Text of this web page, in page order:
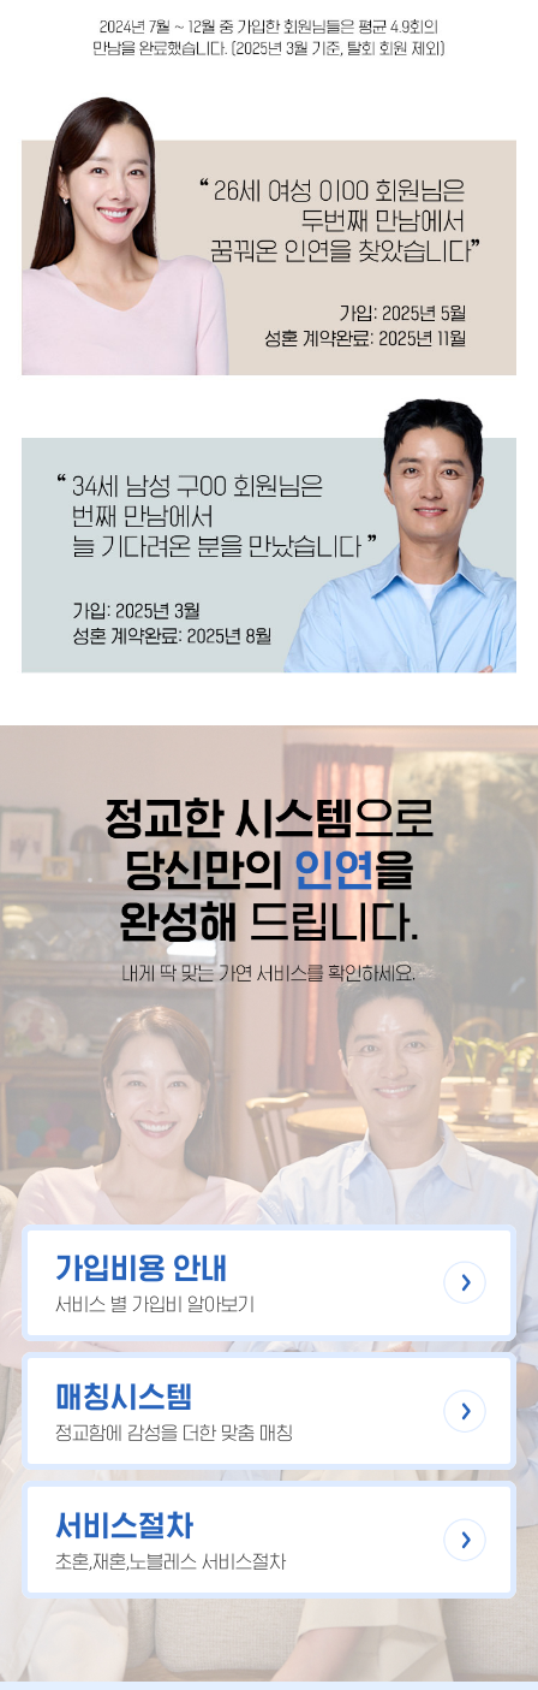
가입비용 안내
서비스 별 가입비 알아보기
매칭시스템
정교함에 감성을 더한 맞춤 매칭
서비스절차
초혼,재혼,노블레스 서비스절차